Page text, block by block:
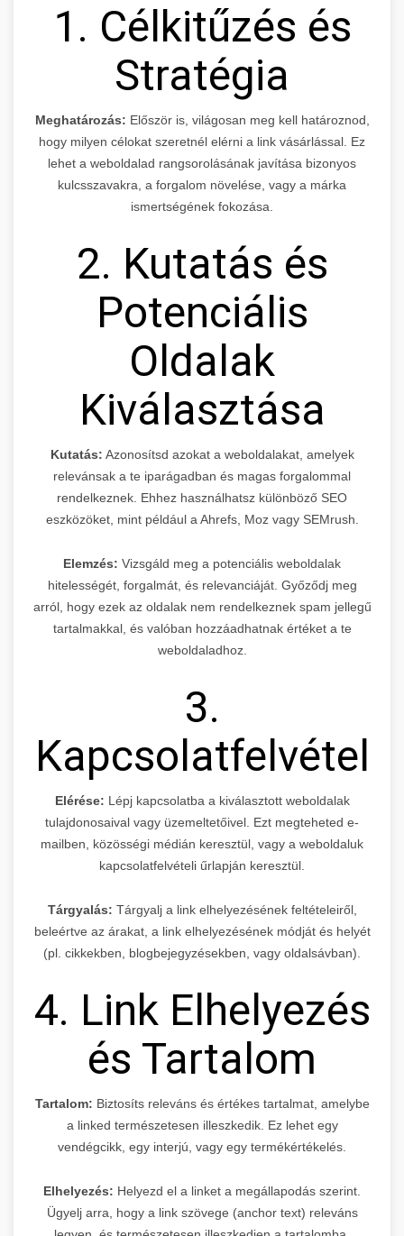
1. Célkitűzés és
Stratégia
Meghatározás: Először is, világosan meg kell határoznod,
hogy milyen célokat szeretnél elérni a link vásárlással. Ez
lehet a weboldalad rangsorolásának javítása bizonyos
kulcsszavakra, a forgalom növelése, vagy a márka
ismertségének fokozása.
2. Kutatás és
Potenciális
Oldalak
Kiválasztása
Kutatás: Azonosítsd azokat a weboldalakat, amelyek
relevánsak a te iparágadban és magas forgalommal
rendelkeznek. Ehhez használhatsz különböző SEO
eszközöket, mint például a Ahrefs, Moz vagy SEMrush.
Elemzés: Vizsgáld meg a potenciális weboldalak
hitelességét, forgalmát, és relevanciáját. Győződj meg
arról, hogy ezek az oldalak nem rendelkeznek spam jellegű
tartalmakkal, és valóban hozzáadhatnak értéket a te
weboldaladhoz.
3.
Kapcsolatfelvétel
Elérése: Lépj kapcsolatba a kiválasztott weboldalak
tulajdonosaival vagy üzemeltetőivel. Ezt megteheted e-
mailben, közösségi médián keresztül, vagy a weboldaluk
kapcsolatfelvételi űrlapján keresztül.
Tárgyalás: Tárgyalj a link elhelyezésének feltételeiről,
beleértve az árakat, a link elhelyezésének módját és helyét
(pl. cikkekben, blogbejegyzésekben, vagy oldalsávban).
4. Link Elhelyezés
és Tartalom
Tartalom: Biztosíts releváns és értékes tartalmat, amelybe
a linked természetesen illeszkedik. Ez lehet egy
vendégcikk, egy interjú, vagy egy termékértékelés.
Elhelyezés: Helyezd el a linket a megállapodás szerint.
Ügyelj arra, hogy a link szövege (anchor text) releváns